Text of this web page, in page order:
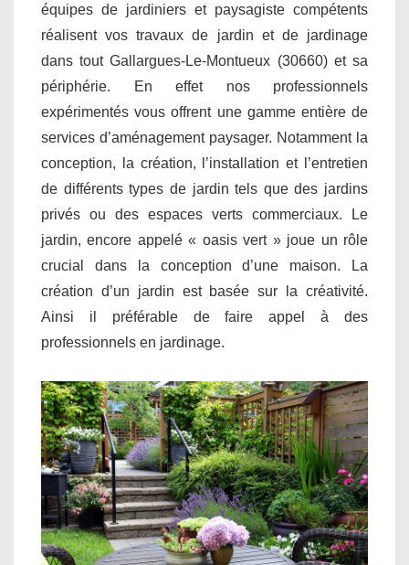
équipes de jardiniers et paysagiste compétents
réalisent vos travaux de jardin et de jardinage
dans tout Gallargues-Le-Montueux (30660) et sa
périphérie. En effet nos professionnels
expérimentés vous offrent une gamme entière de
services d’aménagement paysager. Notamment la
conception, la création, l’installation et l’entretien
de différents types de jardin tels que des jardins
privés ou des espaces verts commerciaux. Le
jardin, encore appelé « oasis vert » joue un rôle
crucial dans la conception d’une maison. La
création d’un jardin est basée sur la créativité.
Ainsi il préférable de faire appel à des
professionnels en jardinage.